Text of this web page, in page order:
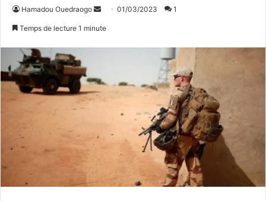
Hamadou Ouedraogo
e
01/03/2023 1
Temps de lecture 1 minute